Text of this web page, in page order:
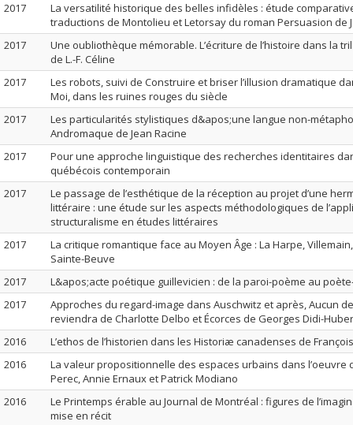
2017
La versatilité historique des belles infidèles : étude
traductions de Montolieu et Letorsay du roman Persuasion de
2017
Une oubliothèque mémorable. L’écriture de l’histoire dans la
de L.-F. Céline
2017
Les robots, suivi de Construire et briser l’illusion dramatique
Moi, dans les ruines rouges du siècle
2017
Les particularités stylistiques d&apos;une langue non-
Andromaque de Jean Racine
2017
Pour une approche linguistique des recherches identitaires
québécois contemporain
2017
Le passage de l’esthétique de la réception au projet d’une
littéraire : une étude sur les aspects méthodologiques de
structuralisme en études littéraires
2017
La critique romantique face au Moyen Âge : La Harpe,
Sainte-Beuve
2017
L&apos;acte poétique guillevicien : de la paroi-poème au
2017
Approches du regard-image dans Auschwitz et après, Aucun
reviendra de Charlotte Delbo et Écorces de Georges Didi-
2016
L’ethos de l’historien dans les Historiæ canadenses de
2016
La valeur propositionnelle des espaces urbains dans l’oeuvre
Perec, Annie Ernaux et Patrick Modiano
2016
Le Printemps érable au Journal de Montréal : figures de
mise en récit